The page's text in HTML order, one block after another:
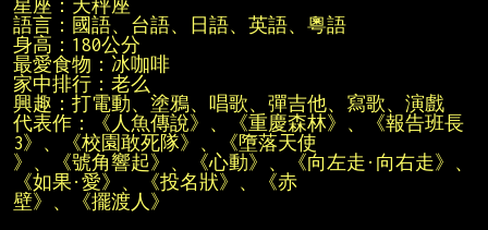
代表作：《人魚傳說》、《重慶森林》、《報告班長
》、《號角響起》、《心動》、《向左走·向右走》、
壁》、《擺渡人》